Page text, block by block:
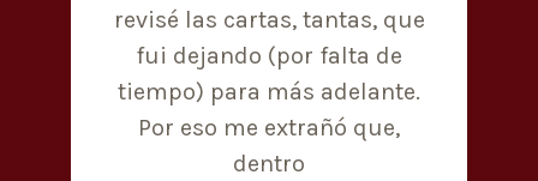
revisé las cartas, tantas, que
fui dejando (por falta de
tiempo) para más adelante.
Por eso me extrañó que,
dentro